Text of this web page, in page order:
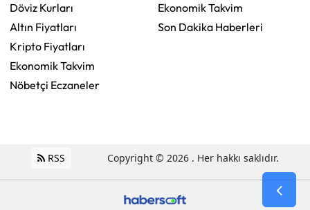
Döviz Kurları
Altın Fiyatları
Kripto Fiyatları
Ekonomik Takvim
Nöbetçi Eczaneler
Ekonomik Takvim
Son Dakika Haberleri
RSS Copyright © 2026 . Her hakkı saklıdır.